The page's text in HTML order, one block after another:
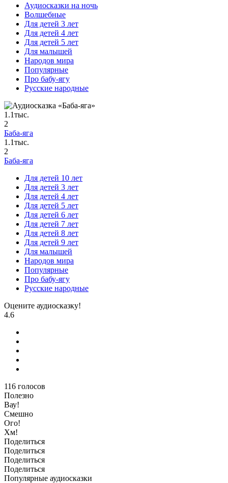
Аудиосказки на ночь
Волшебные
Для детей 3 лет
Для детей 4 лет
Для детей 5 лет
Для малышей
Народов мира
Популярные
Про бабу-ягу
Русские народные
1.1тыс.
2
Баба-яга
1.1тыс.
2
Баба-яга
Для детей 10 лет
Для детей 3 лет
Для детей 4 лет
Для детей 5 лет
Для детей 6 лет
Для детей 7 лет
Для детей 8 лет
Для детей 9 лет
Для малышей
Народов мира
Популярные
Про бабу-ягу
Русские народные
Оцените аудиосказку!
4.6
116 голосов
Полезно
Вау!
Смешно
Ого!
Хм!
Поделиться
Поделиться
Поделиться
Поделиться
Популярные аудиосказки